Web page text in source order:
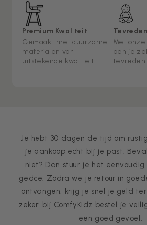
Premium Kwaliteit
Gemaakt met duurzame
materialen van
uitstekende kwaliteit.
Met
ben je
tevreden
Je hebt 30 dagen de tijd om
je aankoop echt bij je past.
niet? Dan stuur je het
gedoe. Zodra we je retour in
ontvangen, krijg je snel je geld
zeker: bij ComfyKidz bestel je
een goed gevoel.